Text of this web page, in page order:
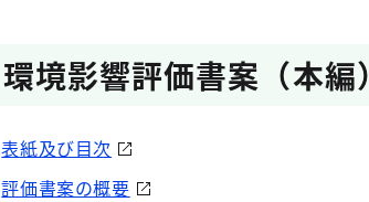
環境影響評価書案（本編）
表紙及び目次
評価書案の概要